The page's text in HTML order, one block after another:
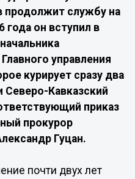
продолжит службу на
года он вступил в
управления
курирует сразу два
Кавказский
приказ
прокурор
Гуцан.
почти двух лет